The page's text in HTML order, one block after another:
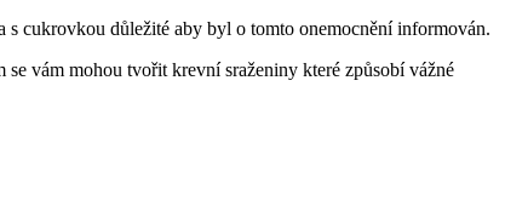
cukrovkou důležité aby byl o tomto onemocnění informován.
vám mohou tvořit krevní sraženiny které způsobí vážné